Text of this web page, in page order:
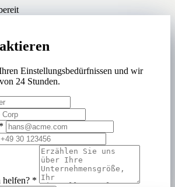
Einstellungsbedürfnissen und wir
24 Stunden.
*
*